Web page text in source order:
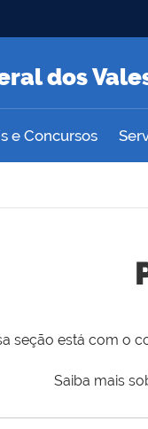
dos
e Concursos
seção está com o
Saiba mais